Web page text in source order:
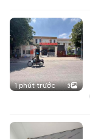
1 phút trước 3